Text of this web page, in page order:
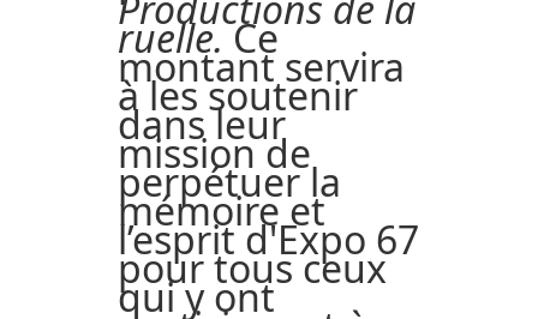
ruelle.Ce
montant servira
à les soutenir
dans leur
mission de
perpétuer la
mémoire et
l’esprit d'Expo 67
pour tous ceux
qui y ont